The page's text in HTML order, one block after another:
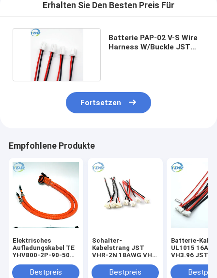
Erhalten Sie Den Besten Preis Für
Batterie PAP-02 V-S Wire
Harness W/Buckle JST
Fortsetzen
Empfohlene Produkte
Elektrisches
Aufladungskabel TE
YHV800-2P-90-50M-
Bestpreis
Schalter-
Kabelstrang JST
VHR-2N 18AWG VH
Bestpreis
Batterie-
UL1015
VH3.96 JST